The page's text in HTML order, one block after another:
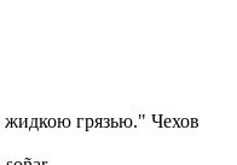
грязью." Чехов